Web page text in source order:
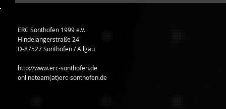
ERC Sonthofen 1999 e.V.
Hindelangerstraße 24
D-87527 Sonthofen / Allgäu
http://www.erc-sonthofen.de
onlineteam(at)erc-sonthofen.de